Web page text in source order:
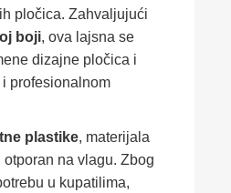
pločica. Zahvaljujući
boji, ova lajsna se
dizajne pločica i
profesionalnom
plastike, materijala
na vlagu. Zbog
u kupatilima,